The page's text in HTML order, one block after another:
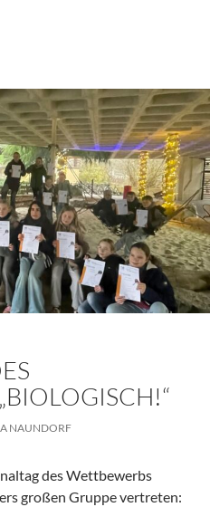
NAUNDORF
des Wettbewerbs
großen Gruppe vertreten: